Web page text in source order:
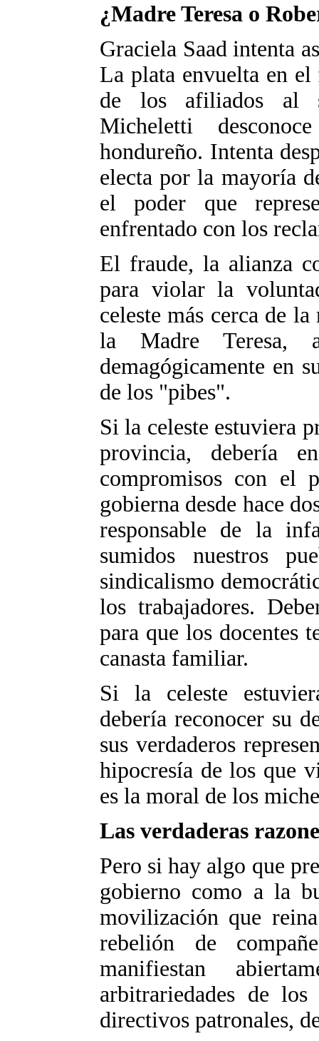
¿Madre Teresa o
Graciela Saad intenta
La plata envuelta en
de los afiliados al
Micheletti
hondureño. Intenta
electa por la mayoría
el poder que
enfrentado con los
El fraude, la alianza
para violar la
celeste más cerca de
la Madre Teresa,
demagógicamente en
de los "pibes".
Si la celeste estuviera
provincia, debería
compromisos con el
gobierna desde hace
responsable de la
sumidos nuestros
sindicalismo
los trabajadores.
para que los docentes
canasta familiar.
Si la celeste
debería reconocer su
sus verdaderos
hipocresía de los que
es la moral de los
Las verdaderas
Pero si hay algo que
gobierno como a la
movilización que
rebelión de
manifiestan
arbitrariedades de los
directivos patronales,